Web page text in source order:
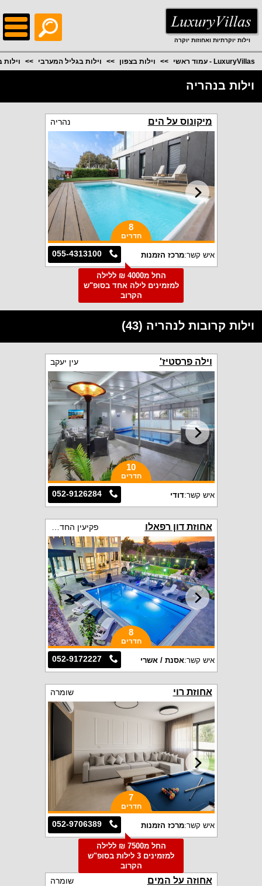
וילות יוקרתיות ואחוזות יוקרה
LuxuryVillas - עמוד ראשי וילות בצפון וילות בגליל המערבי וילות
וילות בנהריה
מיקונוס על הים נהריה
8
חדרים
055-4313100 איש קשר:מרכז הזמנות
החל מ4000 ₪ ללילה
למזמינים לילה אחד בסופ"ש
הקרוב
וילות קרובות לנהריה (43)
וילה פרסטיז' עין יעקב
10
חדרים
052-9126284 איש קשר:דודי
אחוזת דון רפאלו
8
חדרים
052-9172227 איש קשר:אסנת / אשרי
אחוזת רוי שומרה
7
חדרים
052-9706389 איש קשר:מרכז הזמנות
החל מ7500 ₪ ללילה
למזמינים 3 לילות בסופ"ש
הקרוב
אחוזה על המים שומרה